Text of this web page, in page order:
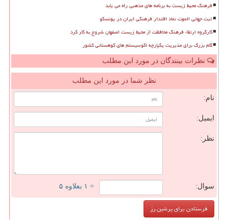
فرهنگ محیط زیست به برنامه های مذهبی راه می یابد
ثبت جهانی الموت نماد اقتدار فرهنگی ایران در یونسکو
کارگروه ارتقاء فرهنگ محافظت از محیط زیست اصفهان شروع به کار کرد
گام بزرگ برای مدیریت یکپارچه اکوسیستم های کوهستانی کشور
نظرات بینندگان در مورد این مطلب
نظر شما در مورد این مطلب
نام:
ایمیل:
نظر:
سوال: = ۱ بعلاوه ۵